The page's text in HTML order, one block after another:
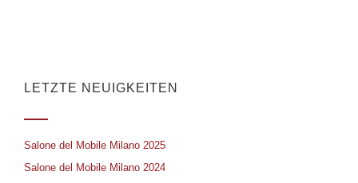
LETZTE NEUIGKEITEN
Salone del Mobile Milano 2025
Salone del Mobile Milano 2024